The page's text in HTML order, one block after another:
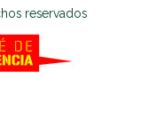
reservados